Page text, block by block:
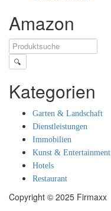
Amazon
🔍
Kategorien
Garten & Landschaft
Dienstleistungen
Immobilien
Kunst & Entertainment
Hotels
Restaurant
Copyright © 2025 Firmaxx